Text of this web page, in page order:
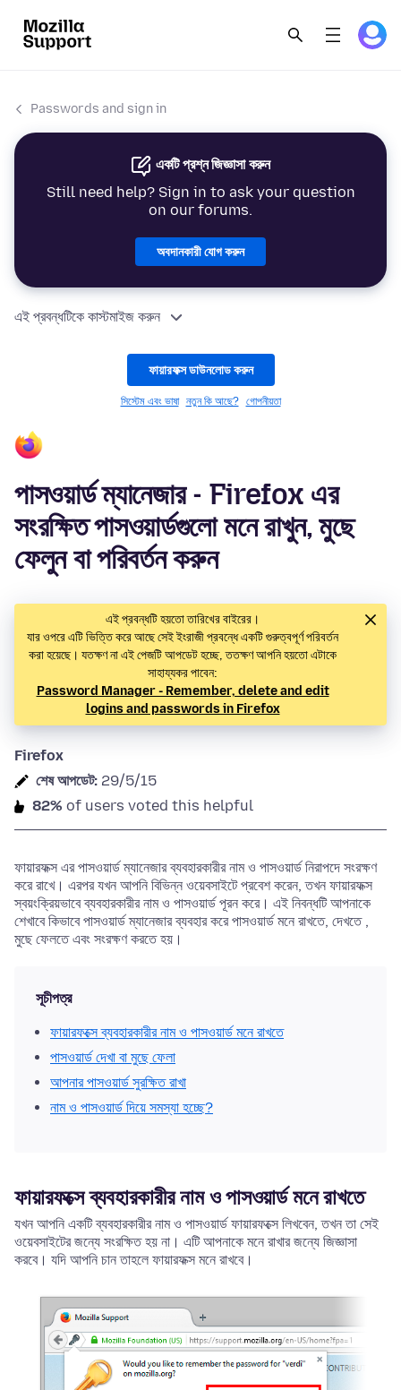
Passwords and sign in
একটি প্রশ্ন জিজ্ঞাসা করুন
Still need help? Sign in to ask your question
on our forums.
অবদানকারী যোগ করুন
এই প্রবন্ধটিকে কাস্টমাইজ করুন
ফায়ারফক্স ডাউনলোড করুন
সিস্টেম এবং ভাষা নতুন কি আছে? গোপনীয়তা
পাসওয়ার্ড ম্যানেজার - Firefox এর
সংরক্ষিত পাসওয়ার্ডগুলো মনে রাখুন, মুছে
ফেলুন বা পরিবর্তন করুন
এই প্রবন্ধটি হয়তো তারিখের বাইরের।
যার ওপরে এটি ভিত্তি করে আছে সেই ইংরাজী প্রবন্ধে একটি গুরুত্বপূর্ণ পরিবর্তন
করা হয়েছে। যতক্ষণ না এই পেজটি আপডেট হচ্ছে, ততক্ষণ আপনি হয়তো এটাকে
সাহায্যকর পাবেন:
Password Manager - Remember, delete and edit
logins and passwords in Firefox
Firefox
শেষ আপডেট: 29/5/15
82% of users voted this helpful
ফায়ারফক্স এর পাসওয়ার্ড ম্যানেজার ব্যবহারকারীর নাম ও পাসওয়ার্ড নিরাপদে সংরক্ষণ
করে রাখে। এরপর যখন আপনি বিভিন্ন ওয়েবসাইটে প্রবেশ করেন, তখন ফায়ারফক্স
স্বয়ংক্রিয়ভাবে ব্যবহারকারীর নাম ও পাসওয়ার্ড পূরন করে। এই নিবন্ধটি আপনাকে
শেখাবে কিভাবে পাসওয়ার্ড ম্যানেজার ব্যবহার করে পাসওয়ার্ড মনে রাখতে, দেখতে ,
মুছে ফেলতে এবং সংরক্ষণ করতে হয়।
সূচীপত্র
ফায়ারফক্সে ব্যবহারকারীর নাম ও পাসওয়ার্ড মনে রাখতে
পাসওয়ার্ড দেখা বা মুছে ফেলা
আপনার পাসওয়ার্ড সুরক্ষিত রাখা
নাম ও পাসওয়ার্ড দিয়ে সমস্যা হচ্ছে?
ফায়ারফক্সে ব্যবহারকারীর নাম ও পাসওয়ার্ড মনে রাখতে
যখন আপনি একটি ব্যবহারকারীর নাম ও পাসওয়ার্ড ফায়ারফক্সে লিখবেন, তখন তা সেই
ওয়েবসাইটের জন্যে সংরক্ষিত হয় না। এটি আপনাকে মনে রাখার জন্যে জিজ্ঞাসা
করবে। যদি আপনি চান তাহলে ফায়ারফক্স মনে রাখবে।